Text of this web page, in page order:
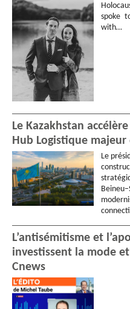
spoke
with…
Le Kazakhstan
Hub Logistique majeur
Le
L’antisémitisme et
investissent la mode
Cnews